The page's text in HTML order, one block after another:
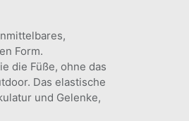
Form.
die Füße, ohne das
Das elastische
und Gelenke,